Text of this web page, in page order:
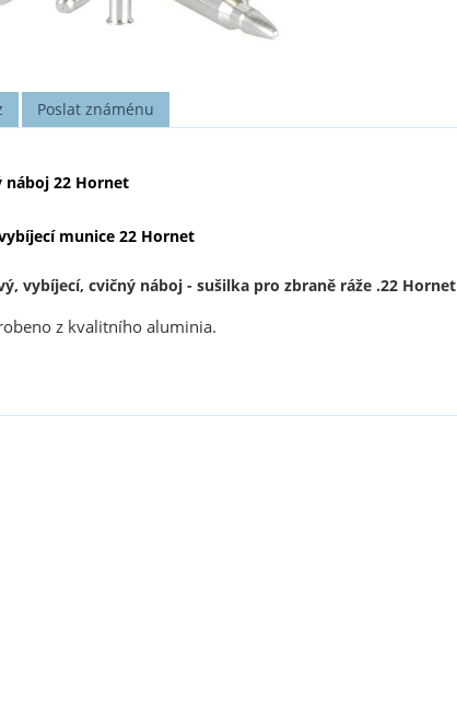
Poslat známénu
22 Hornet
munice 22 Hornet
vybíjecí, cvičný náboj - sušilka pro zbraně ráže .22 Hornet
z kvalitního aluminia.